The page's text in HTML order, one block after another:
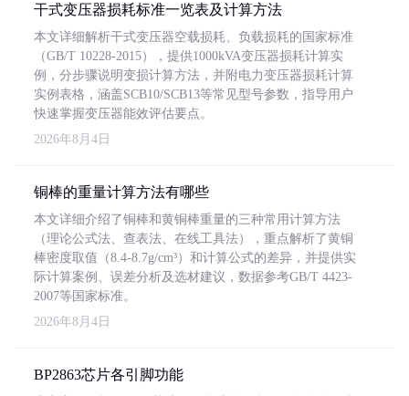
干式变压器损耗标准一览表及计算方法
本文详细解析干式变压器空载损耗、负载损耗的国家标准
（GB/T 10228-2015），提供1000kVA变压器损耗计算实
例，分步骤说明变损计算方法，并附电力变压器损耗计算
实例表格，涵盖SCB10/SCB13等常见型号参数，指导用户
快速掌握变压器能效评估要点。
2026年8月4日
铜棒的重量计算方法有哪些
本文详细介绍了铜棒和黄铜棒重量的三种常用计算方法
（理论公式法、查表法、在线工具法），重点解析了黄铜
棒密度取值（8.4-8.7g/cm³）和计算公式的差异，并提供实
际计算案例、误差分析及选材建议，数据参考GB/T 4423-
2007等国家标准。
2026年8月4日
BP2863芯片各引脚功能